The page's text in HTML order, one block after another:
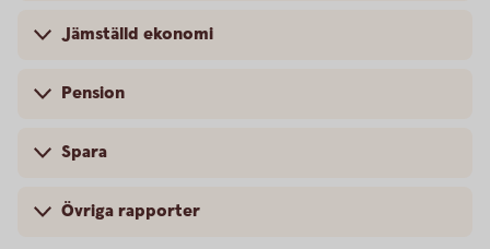
Jämställd ekonomi
Pension
Spara
Övriga rapporter